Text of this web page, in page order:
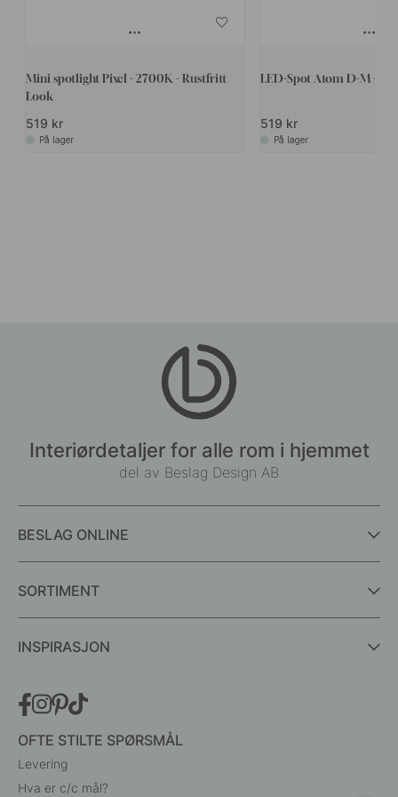
Mini spotlight Pixel - 2700K - Rustfritt
Look
519 kr
På lager
LED-Spot Atom D-M -
519 kr
På lager
Interiørdetaljer for alle rom i hjemmet
del av Beslag Design AB
BESLAG ONLINE
SORTIMENT
INSPIRASJON
OFTE STILTE SPØRSMÅL
Levering
Hva er c/c mål?